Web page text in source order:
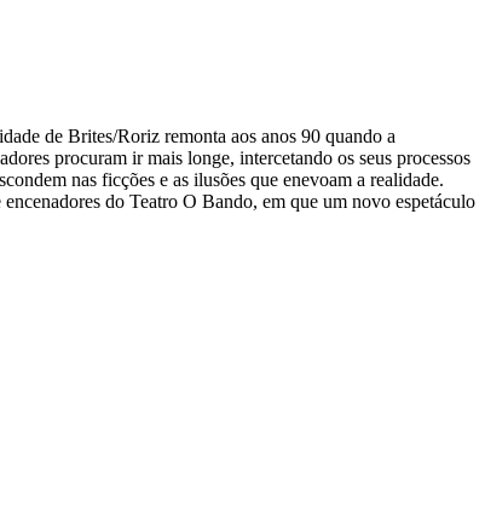
de Brites/Roriz remonta aos anos 90 quando a
procuram ir mais longe, intercetando os seus processos
nas ficções e as ilusões que enevoam a realidade.
do Teatro O Bando, em que um novo espetáculo